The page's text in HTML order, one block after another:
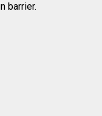
barrier.